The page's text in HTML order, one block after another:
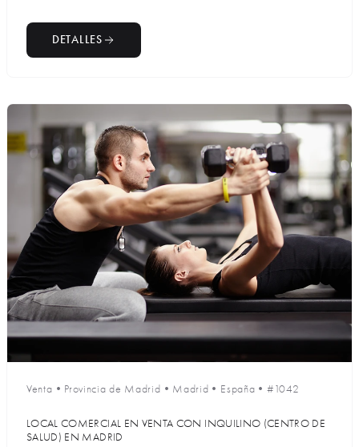
DETALLES
Venta • Provincia de Madrid • Madrid • España •#1042
LOCAL COMERCIAL EN VENTA CON INQUILINO (CENTRO DE
SALUD) EN MADRID